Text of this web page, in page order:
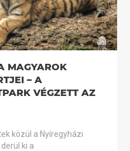
MAGYAROK
– A
VÉGZETT AZ
közül a Nyíregyházi
ki a